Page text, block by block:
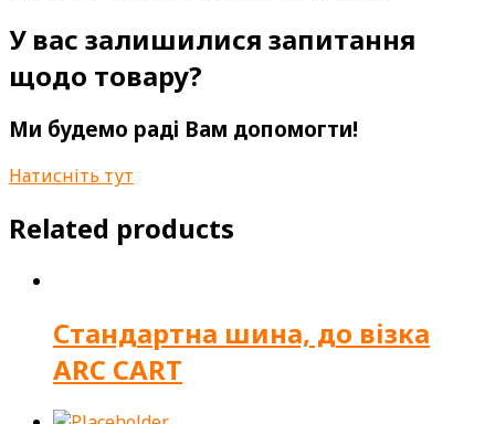
У вас залишилися запитання
щодо товару?
Ми будемо раді Вам допомогти!
Натисніть тут
Related products
Стандартна шина, до візка
ARC CART